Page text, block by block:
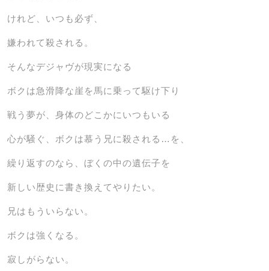
けれど、いつも必ず、
嫌われて殺される。
そんなデジャヴが現実になる
ボクは急滑降な崖を馬に乗って駆け下り
戦う夢が、身体のどこかにいつもいる
心が騒ぐ、ボクは慕う兄に殺される…を、
繰り返すのなら、ぼくの中の遺伝子を
新しい歴史に書き換えてやりたい。
兄はもういらない。
ボクは強くなる。
寂しがらない。